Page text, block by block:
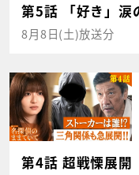
第5話 「好き」涙
8月8日(土)放送分
第4話 超戦慄展開